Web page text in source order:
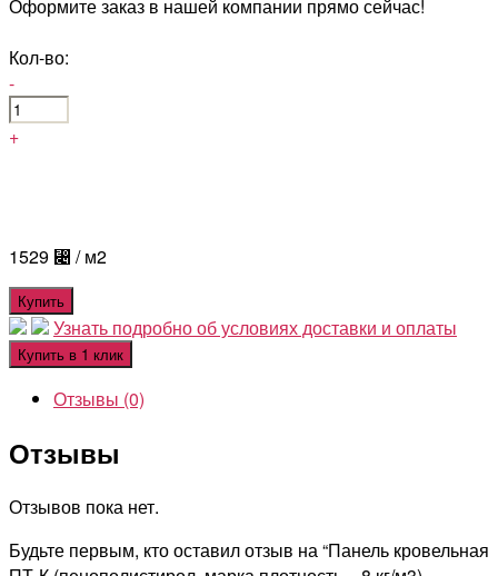
Оформите заказ в нашей компании прямо сейчас!
Кол-во:
-
+
1529 ⃄ / м2
Купить
Узнать подробно об условиях доставки и оплаты
Купить в 1 клик
Отзывы (0)
Отзывы
Отзывов пока нет.
Будьте первым, кто оставил отзыв на “Панель кровельная